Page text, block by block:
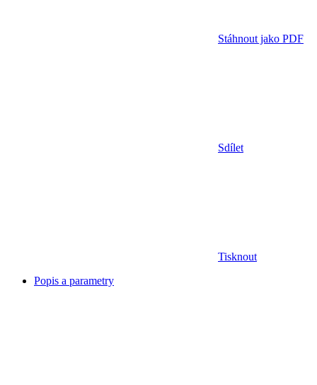
Stáhnout jako PDF
Sdílet
Tisknout
Popis a parametry